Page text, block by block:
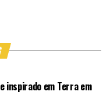
inspirado em Terra em